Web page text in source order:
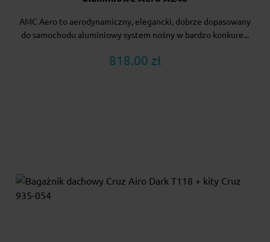
AMC Aero to aerodynamiczny, elegancki, dobrze dopasowany
do samochodu aluminiowy system nośny w bardzo konkure...
818.00 zł